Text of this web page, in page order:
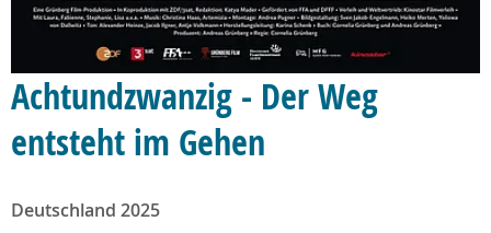
Achtundzwanzig - Der Weg
entsteht im Gehen
Deutschland 2025